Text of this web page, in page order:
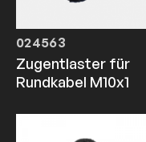
024563
Zugentlaster für
Rundkabel M10x1